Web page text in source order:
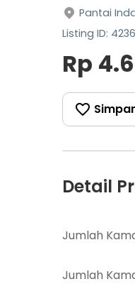
Pantai
Listing ID:
Rp
Detail
Jumlah
Jumlah